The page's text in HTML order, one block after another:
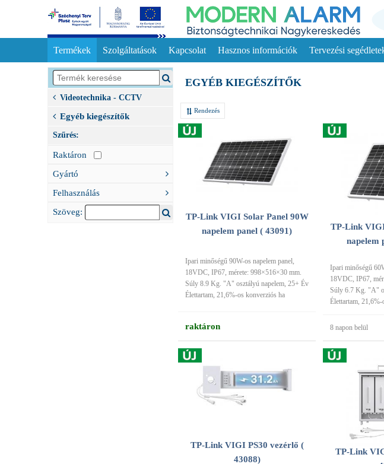
Termékek Szolgáltatások Kapcsolat Hasznos információk Tervezési
Videotechnika - CCTV
Egyéb kiegészítők
Szűrés:
Raktáron
Gyártó
Felhasználás
Szöveg:
EGYÉB KIEGÉSZÍTŐK
Rendezés
TP-Link VIGI Solar Panel 90W
napelem panel ( 43091)
Ipari minőségű 90W-os napelem panel,
18VDC, IP67, mérete: 998×516×30 mm.
Súly 8.9 Kg. "A" osztályú napelem, 25+ Év
Élettartam, 21,6%-os konverziós ha
raktáron
TP-Link
napelem
Ipari minőségű
18VDC, IP67,
Súly 6.7 Kg. "A"
Élettartam,
8 napon belül
TP-Link VIGI PS30 vezérlő (
43088)
TP-Link